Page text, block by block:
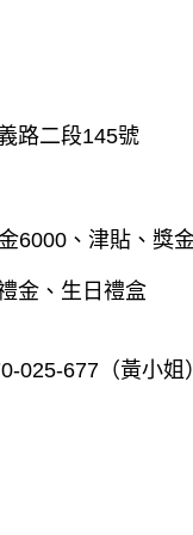
路二段145號
6000、津貼、獎金
金、生日禮盒
025-677（黃小姐